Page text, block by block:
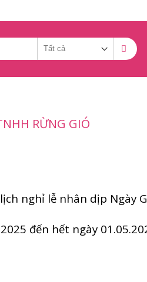
RỪNG GIÓ
nghỉ lễ nhân dịp Ngày
đến hết ngày